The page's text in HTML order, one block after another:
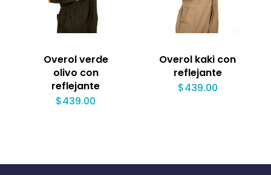
Overol verde
olivo con
reflejante
$439.00
Overol kaki con
reflejante
$439.00